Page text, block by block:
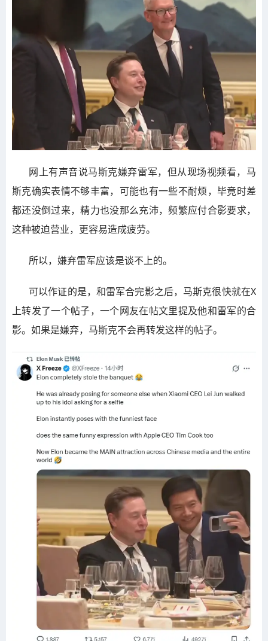
网上有声音说马斯克嫌弃雷军，但从现场视频看，马
斯克确实表情不够丰富，可能也有一些不耐烦，毕竟时差
都还没倒过来，精力也没那么充沛，频繁应付合影要求，
这种被迫营业，更容易造成疲劳。
所以，嫌弃雷军应该是谈不上的。
可以作证的是，和雷军合完影之后，马斯克很快就在X
上转发了一个帖子，一个网友在帖文里提及他和雷军的合
影。如果是嫌弃，马斯克不会再转发这样的帖子。